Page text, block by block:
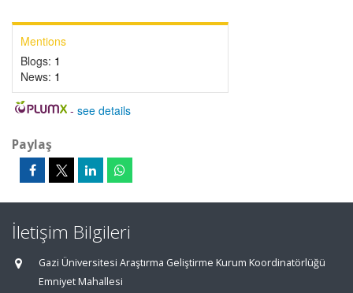
Mentions
Blogs: 1
News: 1
- see details
Paylaş
İletişim Bilgileri
Gazi Üniversitesi Araştırma Geliştirme Kurum Koordinatörlüğü
Emniyet Mahallesi